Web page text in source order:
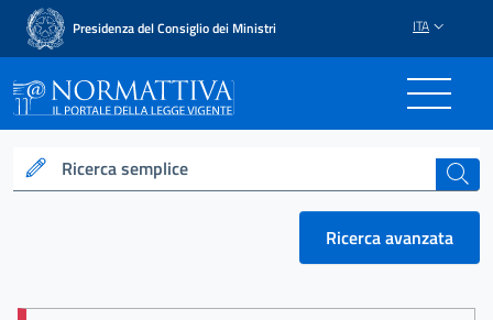
Presidenza del Consiglio dei Ministri ITA
Normattiva - Il portale
Ricerca semplice cerca
Ricerca avanzata